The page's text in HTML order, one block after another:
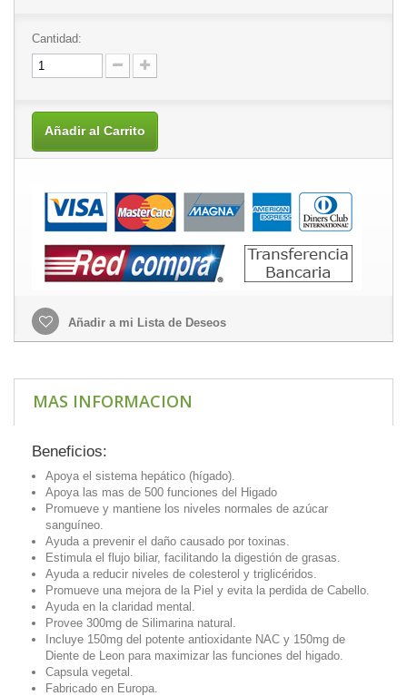
Cantidad:
Añadir al Carrito
Añadir a mi Lista de Deseos
MAS INFORMACION
Beneficios:
Apoya el sistema hepático (hígado).
Apoya las mas de 500 funciones del Higado
Promueve y mantiene los niveles normales de azúcar
sanguíneo.
Ayuda a prevenir el daño causado por toxinas.
Estimula el flujo biliar, facilitando la digestión de grasas.
Ayuda a reducir niveles de colesterol y triglicéridos.
Promueve una mejora de la Piel y evita la perdida de Cabello.
Ayuda en la claridad mental.
Provee 300mg de Silimarina natural.
Incluye 150mg del potente antioxidante NAC y 150mg de
Diente de Leon para maximizar las funciones del higado.
Capsula vegetal.
Fabricado en Europa.